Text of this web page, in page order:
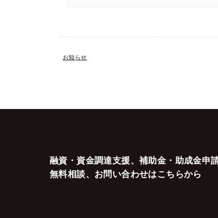
お知らせ
融資・資金調達支援、補助金・助成金申
無料相談、お問い合わせはこちらから